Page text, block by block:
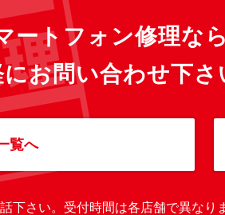
ートフォン修理な
お問い合わせ下さ
覧へ
下さい。 受付時間は各店舗で異なり